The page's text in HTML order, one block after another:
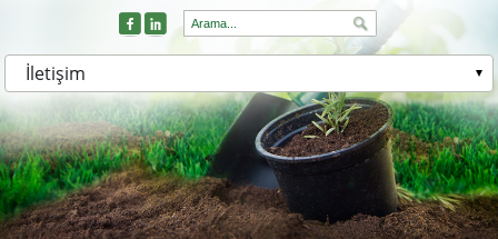
İletişim